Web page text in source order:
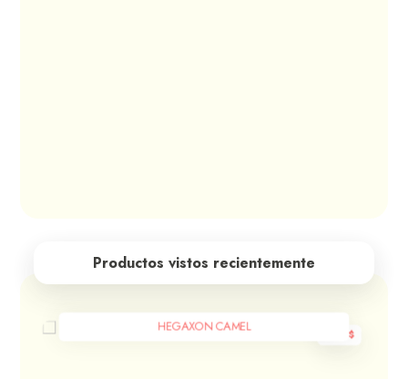
Productos vistos recientemente
HEGAXON CAMEL $